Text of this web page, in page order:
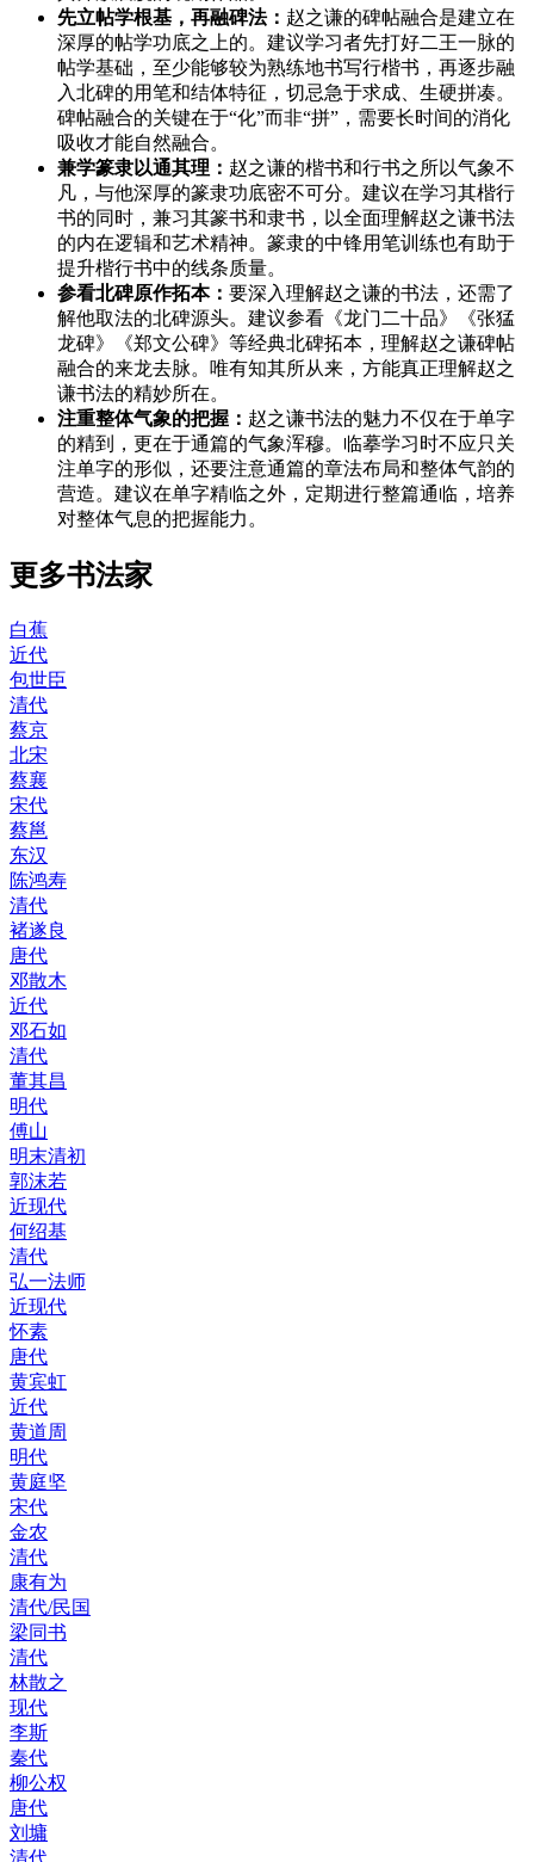
先立帖学根基，再融碑法： 赵之谦的碑帖融合是建立在
深厚的帖学功底之上的。建议学习者先打好二王一脉的
帖学基础，至少能够较为熟练地书写行楷书，再逐步融
入北碑的用笔和结体特征，切忌急于求成、生硬拼凑。
碑帖融合的关键在于“化”而非“拼”，需要长时间的消化
吸收才能自然融合。
兼学篆隶以通其理： 赵之谦的楷书和行书之所以气象不
凡，与他深厚的篆隶功底密不可分。建议在学习其楷行
书的同时，兼习其篆书和隶书，以全面理解赵之谦书法
的内在逻辑和艺术精神。篆隶的中锋用笔训练也有助于
提升楷行书中的线条质量。
参看北碑原作拓本： 要深入理解赵之谦的书法，还需了
解他取法的北碑源头。建议参看《龙门二十品》《张猛
龙碑》《郑文公碑》等经典北碑拓本，理解赵之谦碑帖
融合的来龙去脉。唯有知其所从来，方能真正理解赵之
谦书法的精妙所在。
注重整体气象的把握： 赵之谦书法的魅力不仅在于单字
的精到，更在于通篇的气象浑穆。临摹学习时不应只关
注单字的形似，还要注意通篇的章法布局和整体气韵的
营造。建议在单字精临之外，定期进行整篇通临，培养
对整体气息的把握能力。
更多书法家
白蕉
近代
包世臣
清代
蔡京
北宋
蔡襄
宋代
蔡邕
东汉
陈鸿寿
清代
褚遂良
唐代
邓散木
近代
邓石如
清代
董其昌
明代
傅山
明末清初
郭沫若
近现代
何绍基
清代
弘一法师
近现代
怀素
唐代
黄宾虹
近代
黄道周
明代
黄庭坚
宋代
金农
清代
康有为
清代/民国
梁同书
清代
林散之
现代
李斯
秦代
柳公权
唐代
刘墉
清代